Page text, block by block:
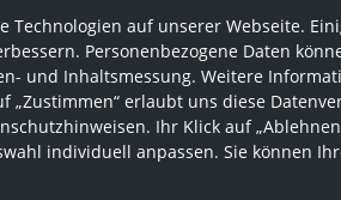
Technologien auf unserer Webseite.
Personenbezogene Daten
und Inhaltsmessung. Weitere
„Zustimmen“ erlaubt uns diese
Ihr Klick auf
individuell anpassen. Sie können